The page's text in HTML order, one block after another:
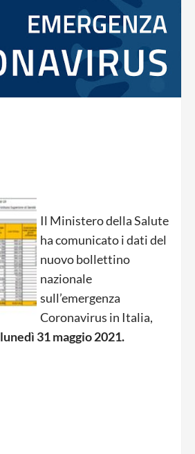
Il Ministero della Salute
ha comunicato i dati del
nuovo bollettino
nazionale
sull’emergenza
Coronavirus in Italia,
lunedì 31maggio2021.